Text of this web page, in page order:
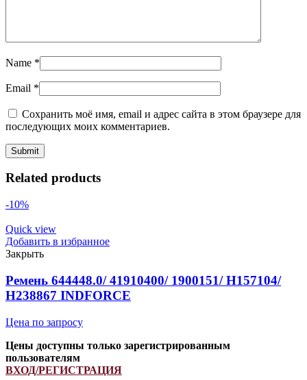
Name *
Email *
Сохранить моё имя, email и адрес сайта в этом браузере для
последующих моих комментариев.
Related products
-10%
Quick view
Добавить в избранное
Закрыть
Ремень 644448.0/ 41910400/ 1900151/ H157104/
H238867 INDFORCE
Цена по запросу
Цены доступны только зарегистрированным
пользователям
ВХОД/РЕГИСТРАЦИЯ